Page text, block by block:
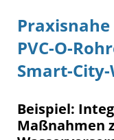
PVC-O-
Smart-
Beispiel:
Maßnahmen